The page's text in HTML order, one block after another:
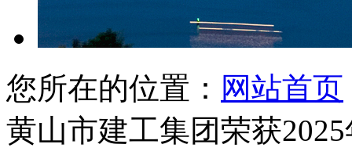
您所在的位置： 网站首页
黄山市建工集团荣获